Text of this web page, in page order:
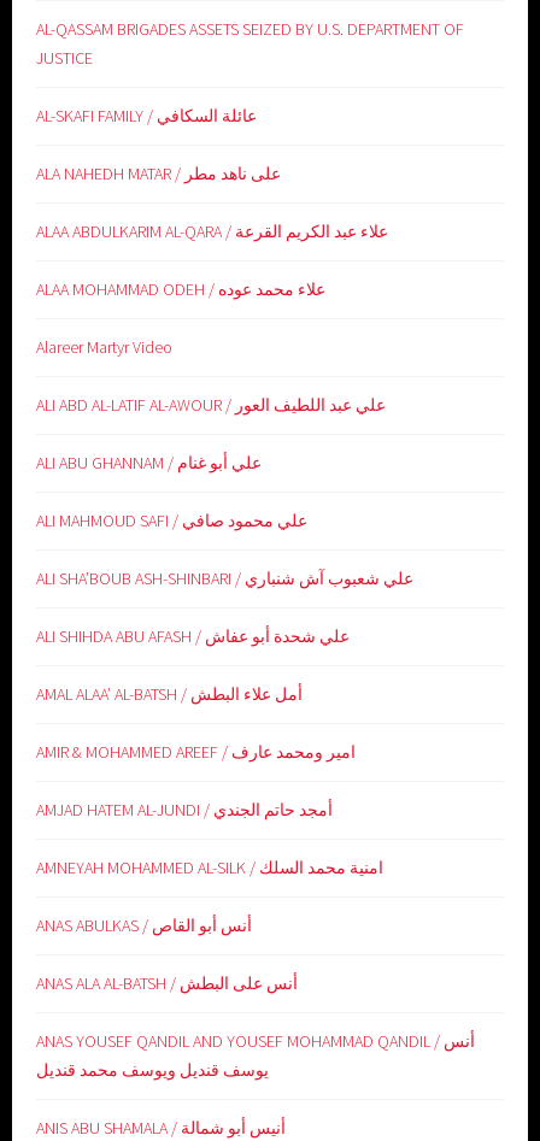
AL-QASSAM BRIGADES ASSETS SEIZED BY U.S. DEPARTMENT OF
JUSTICE
AL-SKAFI FAMILY / عائلة السكافي
ALA NAHEDH MATAR / على ناهد مطر
ALAA ABDULKARIM AL-QARA / علاء عبد الكريم القرعة
ALAA MOHAMMAD ODEH / علاء محمد عوده
Alareer Martyr Video
ALI ABD AL-LATIF AL-AWOUR / علي عبد اللطيف العور
ALI ABU GHANNAM / علي أبو غنام
ALI MAHMOUD SAFI / علي محمود صافي
ALI SHA’BOUB ASH-SHINBARI / علي شعبوب آش شنباري
ALI SHIHDA ABU AFASH / علي شحدة أبو عفاش
AMAL ALAA’ AL-BATSH / أمل علاء البطش
AMIR & MOHAMMED AREEF / امير ومحمد عارف
AMJAD HATEM AL-JUNDI / أمجد حاتم الجندي
AMNEYAH MOHAMMED AL-SILK / امنية محمد السلك
ANAS ABULKAS / أنس أبو القاص
ANAS ALA AL-BATSH / أنس على البطش
ANAS YOUSEF QANDIL AND YOUSEF MOHAMMAD QANDIL / أنس
يوسف قنديل ويوسف محمد قنديل
ANIS ABU SHAMALA / أنيس أبو شمالة